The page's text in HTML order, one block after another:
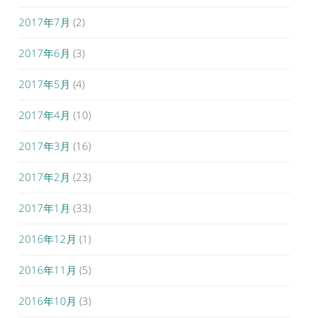
2017年7月 (2)
2017年6月 (3)
2017年5月 (4)
2017年4月 (10)
2017年3月 (16)
2017年2月 (23)
2017年1月 (33)
2016年12月 (1)
2016年11月 (5)
2016年10月 (3)